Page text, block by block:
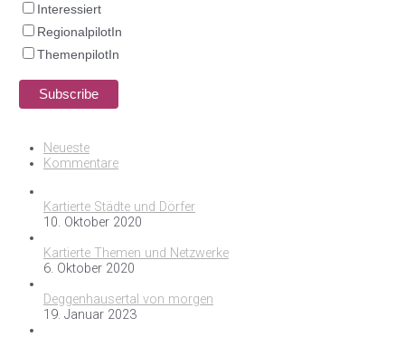
Interessiert
RegionalpilotIn
ThemenpilotIn
Neueste
Kommentare
Kartierte Städte und Dörfer
10. Oktober 2020
Kartierte Themen und Netzwerke
6. Oktober 2020
Deggenhausertal von morgen
19. Januar 2023